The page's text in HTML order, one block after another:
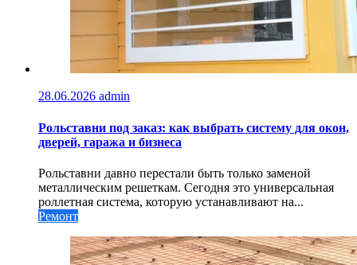
28.06.2026 admin
Рольставни под заказ: как выбрать систему для окон,
дверей, гаража и бизнеса
Рольставни давно перестали быть только заменой
металлическим решеткам. Сегодня это универсальная
роллетная система, которую устанавливают на...
Ремонт